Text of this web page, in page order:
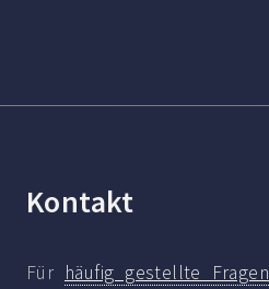
Kontakt
Für häufig gestellte Fragen